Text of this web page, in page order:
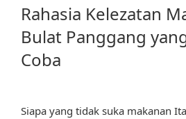
Rahasia Kelezatan
Bulat Panggang
Coba
Siapa yang tidak suka makanan